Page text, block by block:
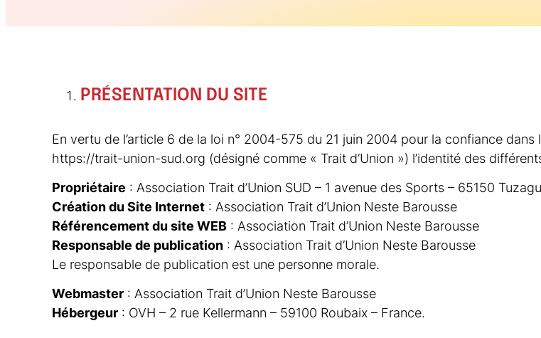
PRÉSENTATION DU SITE
En vertu de l’article 6 de la loi n° 2004-575 du 21 juin 2004 pour la confiance
https://trait-union-sud.org (désigné comme « Trait d’Union ») l’identité des
Propriétaire : Association Trait d’Union SUD – 1 avenue des Sports – 65150
Création du Site Internet : Association Trait d’Union Neste Barousse
Référencement du site WEB : Association Trait d’Union Neste Barousse
Responsable de publication : Association Trait d’Union Neste Barousse
Le responsable de publication est une personne morale.
Webmaster : Association Trait d’Union Neste Barousse
Hébergeur : OVH – 2 rue Kellermann – 59100 Roubaix – France.